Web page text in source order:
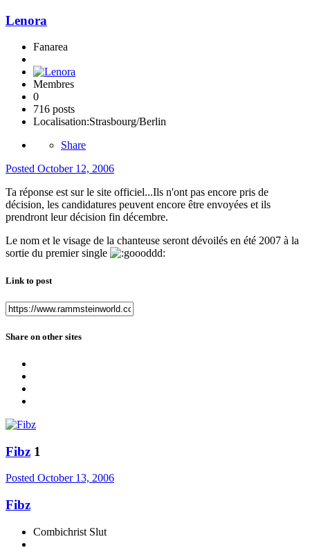
Lenora
Fanarea
Membres
0
716 posts
Localisation:Strasbourg/Berlin
Share
Posted October 12, 2006
Ta réponse est sur le site officiel...Ils n'ont pas encore pris de
décision, les candidatures peuvent encore être envoyées et ils
prendront leur décision fin décembre.
Le nom et le visage de la chanteuse seront dévoilés en été 2007 à la
sortie du premier single
Link to post
Share on other sites
Fibz 1
Posted October 13, 2006
Fibz
Combichrist Slut